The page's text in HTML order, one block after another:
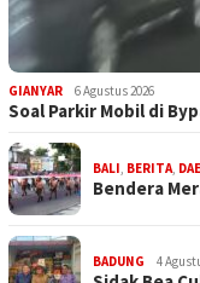
GIANYAR 6 Agustus 2026
Soal Parkir Mobil di
BALI BERITA
Bendera
BADUNG 4